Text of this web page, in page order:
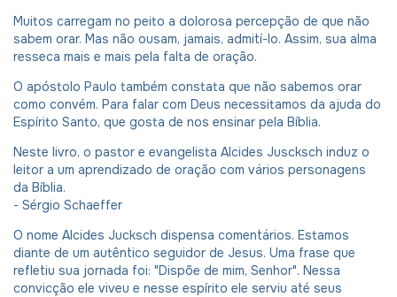
Muitos carregam no peito a dolorosa percepção de que não
sabem orar. Mas não ousam, jamais, admití-lo. Assim, sua alma
resseca mais e mais pela falta de oração.
O apóstolo Paulo também constata que não sabemos orar
como convém. Para falar com Deus necessitamos da ajuda do
Espírito Santo, que gosta de nos ensinar pela Bíblia.
Neste livro, o pastor e evangelista Alcides Juscksch induz o
leitor a um aprendizado de oração com vários personagens
da Bíblia.
- Sérgio Schaeffer
O nome Alcides Jucksch dispensa comentários. Estamos
diante de um autêntico seguidor de Jesus. Uma frase que
refletiu sua jornada foi: "Dispõe de mim, Senhor". Nessa
convicção ele viveu e nesse espírito ele serviu até seus